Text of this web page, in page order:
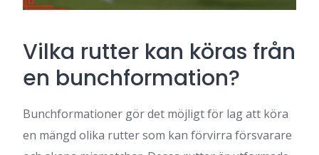
Vilka rutter kan köras från
en bunchformation?
Bunchformationer gör det möjligt för lag att köra
en mängd olika rutter som kan förvirra försvarare